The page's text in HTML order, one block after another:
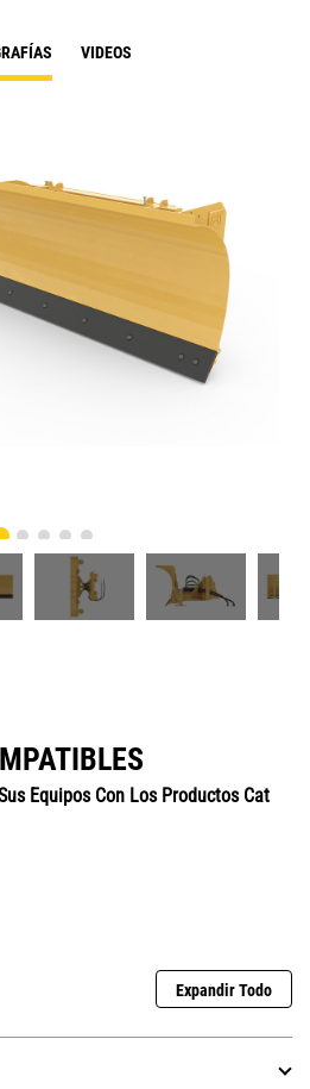
VIDEOS
Equipos Con Los Productos Cat
Expandir Todo